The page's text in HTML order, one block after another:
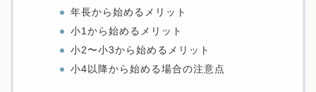
年長から始めるメリット
小1から始めるメリット
小2〜小3から始めるメリット
小4以降から始める場合の注意点